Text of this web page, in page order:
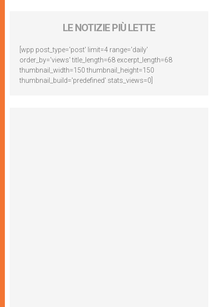
LE NOTIZIE PIÙ LETTE
[wpp post_type='post' limit=4 range='daily'
order_by='views' title_length=68 excerpt_length=68
thumbnail_width=150 thumbnail_height=150
thumbnail_build='predefined' stats_views=0]